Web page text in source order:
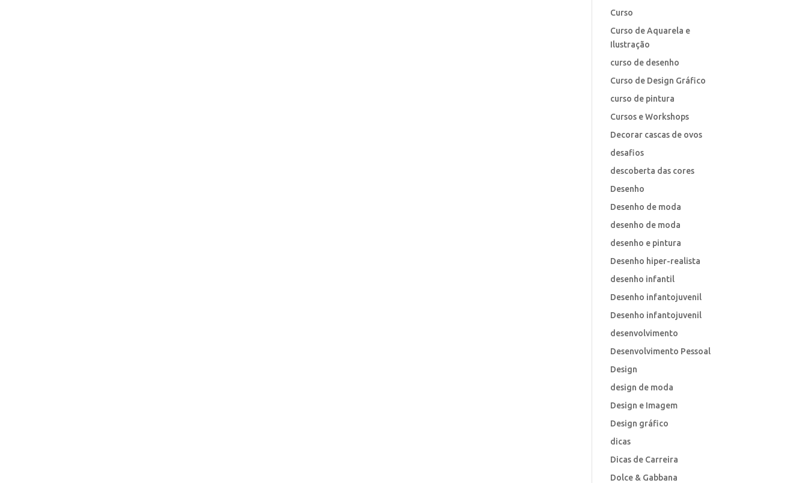
Curso
Curso de Aquarela e
Ilustração
curso de desenho
Curso de Design Gráfico
curso de pintura
Cursos e Workshops
Decorar cascas de ovos
desafios
descoberta das cores
Desenho
Desenho de moda
desenho de moda
desenho e pintura
Desenho hiper-realista
desenho infantil
Desenho infantojuvenil
Desenho infantojuvenil
desenvolvimento
Desenvolvimento Pessoal
Design
design de moda
Design e Imagem
Design gráfico
dicas
Dicas de Carreira
Dolce & Gabbana